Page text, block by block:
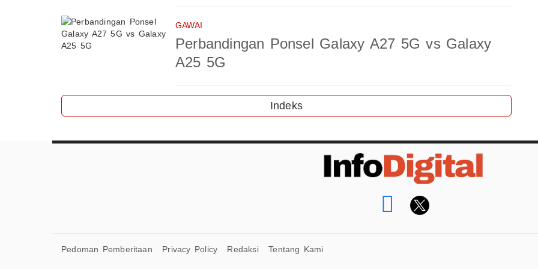
GAWAI
Perbandingan Ponsel Galaxy A27 5G vs Galaxy
A25 5G
Indeks
Pedoman Pemberitaan Privacy Policy Redaksi Tentang Kami